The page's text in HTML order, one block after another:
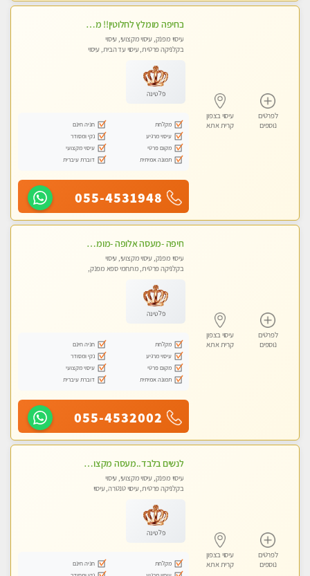
לפרטים
נוספים
עיסוי בצפון
קרית אתא
בחיפה מומלץ לחלוטין!! מעסה יפה איכותית מקצועית ומפנקת מאוד פרטי מומלץ בחום.עיסוי מפנק מאוווד.
עיסוי מפנק, עיסוי מקצועי, עיסוי
בקלניקה פרטית, עיסוי עד הבית, עיסוי
פלטינה
מקלחת
חניה חינם
עיסוי מרגיע
נקי ומסודר
מקום פרטי
עיסוי מקצועי
תמונה אמיתית
דוברת עיברית
055-4531948
לפרטים
נוספים
עיסוי בצפון
קרית אתא
חיפה -מעסה אלופה -מומלץ לחלוטין!! כל סוגי העיסויים מעסה מקצועית ואיכותית פרטי!! highly recommended..new in the city- ללא מין !
עיסוי מפנק, עיסוי מקצועי, עיסוי
בקלניקה פרטית, מתחמי ספא מפנק,
פלטינה
מקלחת
חניה חינם
עיסוי מרגיע
נקי ומסודר
מקום פרטי
עיסוי מקצועי
תמונה אמיתית
דוברת עיברית
055-4532002
לפרטים
נוספים
עיסוי בצפון
קרית אתא
לנשים בלבד..מעסה מקצועי לנשים בלבד
עיסוי מפנק, עיסוי מקצועי, עיסוי
בקלניקה פרטית, עיסוי טנטרה, עיסוי
פלטינה
מקלחת
חניה חינם